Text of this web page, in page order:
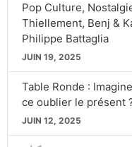
Pop Culture,
Thiellement, Benj &
Philippe Battaglia
JUIN 19, 2025
Table Ronde :
ce oublier le présent
JUIN 12, 2025